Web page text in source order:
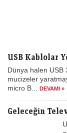
USB Kablolar
Dünya halen USB
mucizeler
micro B...
DEVAMI »
Geleceğin